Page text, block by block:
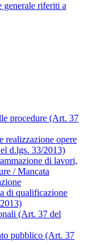
generale riferiti a
procedure (Art. 37
realizzazione opere
d.lgs. 33/2013)
di lavori,
/ Mancata
di qualificazione
(Art. 37 del
pubblico (Art. 37